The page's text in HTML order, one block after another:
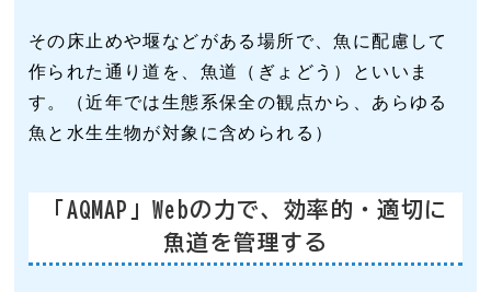
その床止めや堰などがある場所で、魚に配慮して
作られた通り道を、魚道（ぎょどう）といいま
す。（近年では生態系保全の観点から、あらゆる
魚と水生生物が対象に含められる）
「AQMAP」Webの力で、効率的・適切に
魚道を管理する